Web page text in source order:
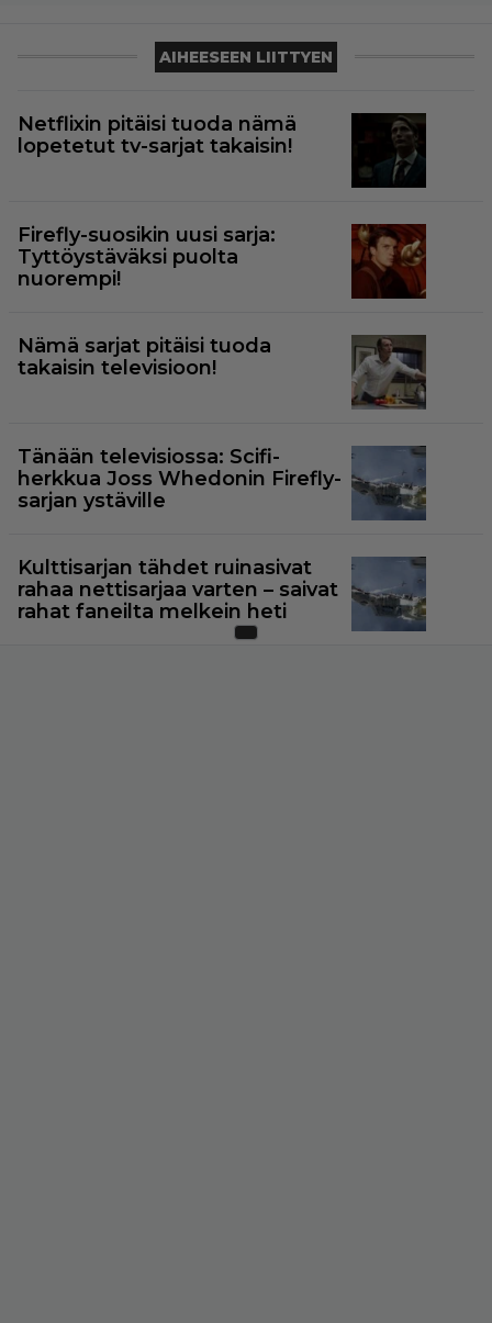
AIHEESEEN LIITTYEN
Netflixin pitäisi tuoda nämä
lopetetut tv-sarjat takaisin!
Firefly-suosikin uusi sarja:
Tyttöystäväksi puolta
nuorempi!
Nämä sarjat pitäisi tuoda
takaisin televisioon!
Tänään televisiossa: Scifi-
herkkua Joss Whedonin Firefly-
sarjan ystäville
Kulttisarjan tähdet ruinasivat
rahaa nettisarjaa varten – saivat
rahat faneilta melkein heti